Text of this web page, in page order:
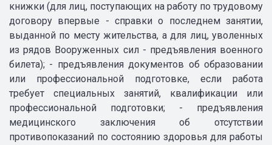
книжки (для лиц, поступающих на работу по трудовому
договору впервые - справки о последнем занятии,
выданной по месту жительства, а для лиц, уволенных
из рядов Вооруженных сил - предъявления военного
билета); - предъявления документов об образовании
или профессиональной подготовке, если работа
требует специальных занятий, квалификации или
профессиональной подготовки; - предъявления
медицинского заключения об отсутствии
противопоказаний по состоянию здоровья для работы